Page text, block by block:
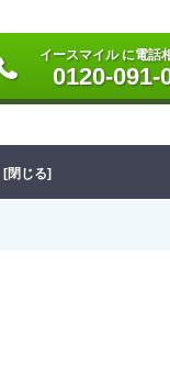
イースマイル に電話
0120-091-
[閉じる]